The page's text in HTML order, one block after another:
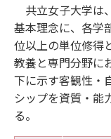
共立女子大学は
基本理念に、各学
位以上の単位修得
教養と専門分野に
下に示す客観性・
シップを資質・能
る。